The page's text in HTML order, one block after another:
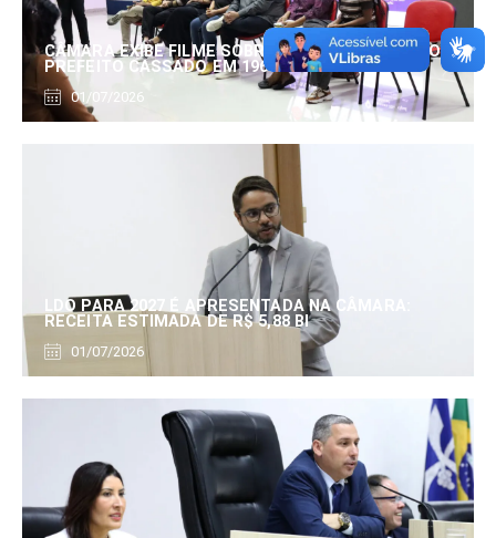
CÂMARA EXIBE FILME SOBRE EDUARDO SERRANO,
PREFEITO CASSADO EM 1960
01/07/2026
LDO PARA 2027 É APRESENTADA NA CÂMARA:
RECEITA ESTIMADA DE R$ 5,88 BI
01/07/2026